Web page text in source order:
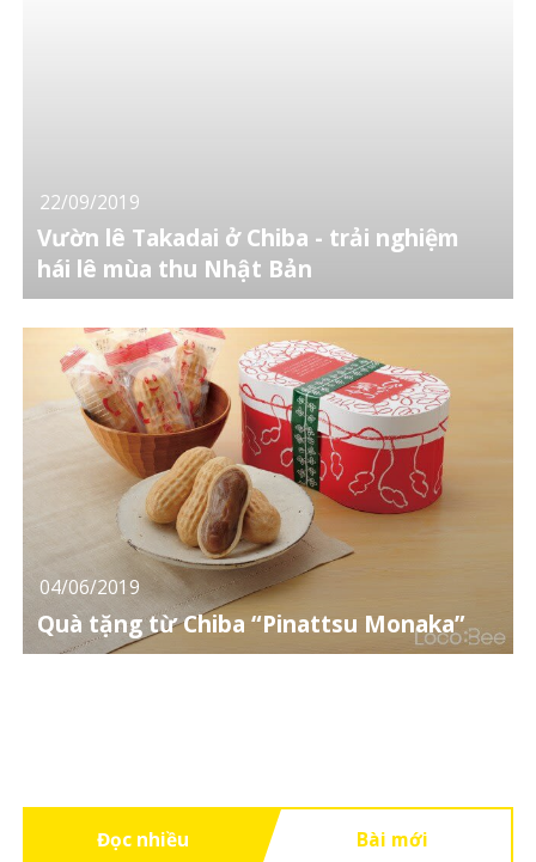
22/09/2019
Vườn lê Takadai ở Chiba - trải nghiệm
hái lê mùa thu Nhật Bản
04/06/2019
Quà tặng từ Chiba “Pinattsu Monaka”
Đọc nhiều Bài mới